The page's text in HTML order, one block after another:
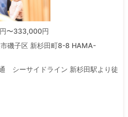
〜333,000円
磯子区 新杉田町8-8 HAMA-
シーサイドライン 新杉田駅より徒